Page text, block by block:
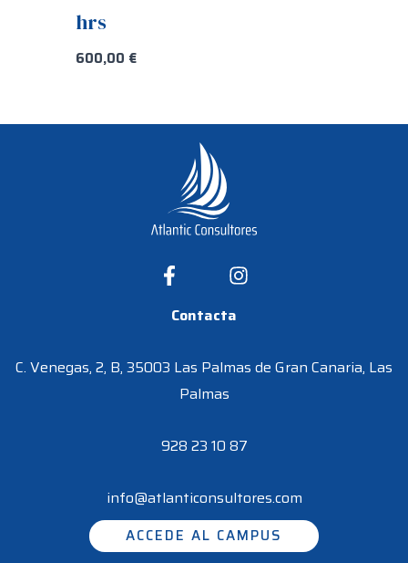
hrs
600,00 €
Contacta
C. Venegas, 2, B, 35003 Las Palmas de Gran Canaria, Las
Palmas
928 23 10 87
info@atlanticonsultores.com
ACCEDE AL CAMPUS